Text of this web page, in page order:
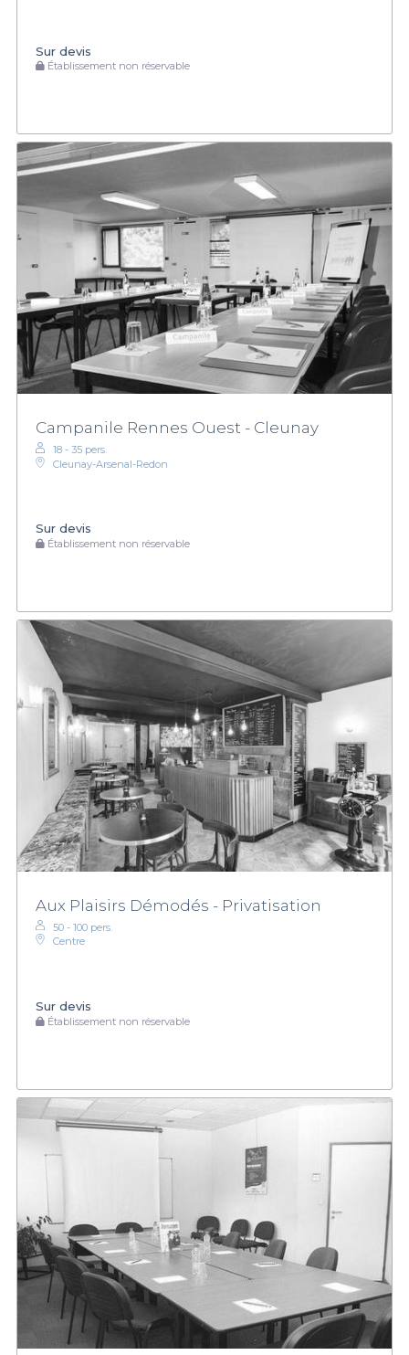
Sur devis
Établissement non réservable
Campanile Rennes Ouest - Cleunay
18 - 35 pers.
Cleunay-Arsenal-Redon
Sur devis
Établissement non réservable
Aux Plaisirs Démodés - Privatisation
50 - 100 pers.
Centre
Sur devis
Établissement non réservable